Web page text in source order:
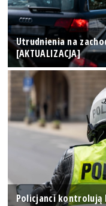
Utrudnienia na
[AKTUALIZACJA]
Policjanci kontrolują